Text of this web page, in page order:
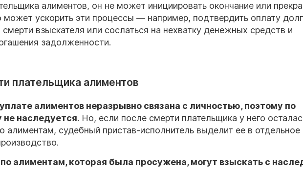
алиментов, он не может инициировать окончание или
может ускорить эти процессы — например, подтвердить оплату
смерти взыскателя или сослаться на нехватку денежных средств и
задолженности.
плательщика алиментов
алиментов неразрывно связана с личностью, поэтому по
наследуется. Но, если после смерти плательщика у него
алиментам, судебный пристав-исполнитель выделит ее в отдельное
алиментам, которая была просужена, могут взыскать с